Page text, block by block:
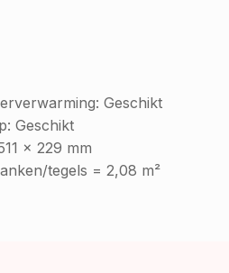
Geschikt
Geschikt
x 229 mm
tegels = 2,08 m²